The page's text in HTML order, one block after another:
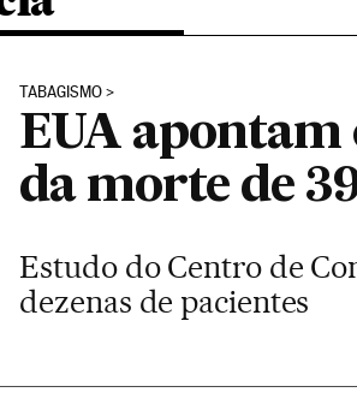
TABAGISMO
EUA apontam
da morte de
Estudo do Centro de
dezenas de pacientes